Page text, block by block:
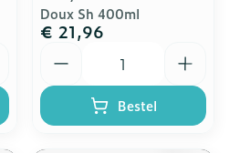
Doux Sh 400ml
€ 21,96
Bestel